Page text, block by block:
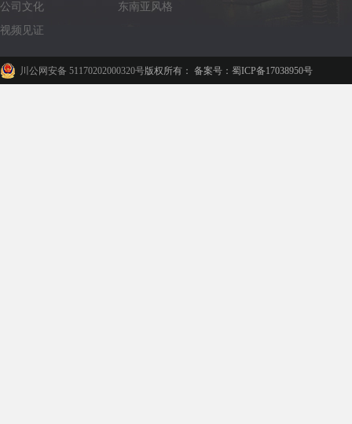
公司文化
视频见证
东南亚风格
川公网安备 51170202000320号版权所有： 备案号：蜀ICP备17038950号